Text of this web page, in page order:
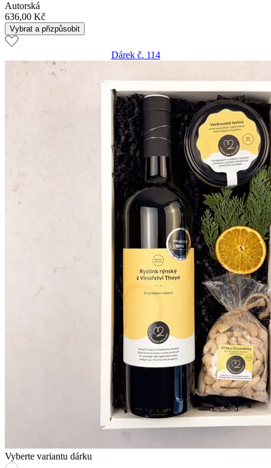
Autorská
636,00 Kč
Vybrat a přizpůsobit
Dárek č. 114
Vyberte variantu dárku